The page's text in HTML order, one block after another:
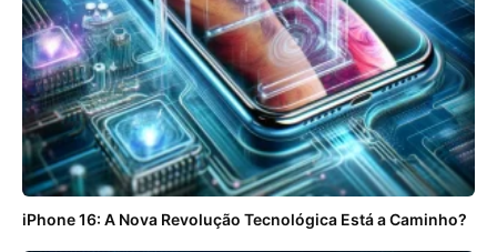
iPhone 16: A Nova Revolução Tecnológica Está a Caminho?